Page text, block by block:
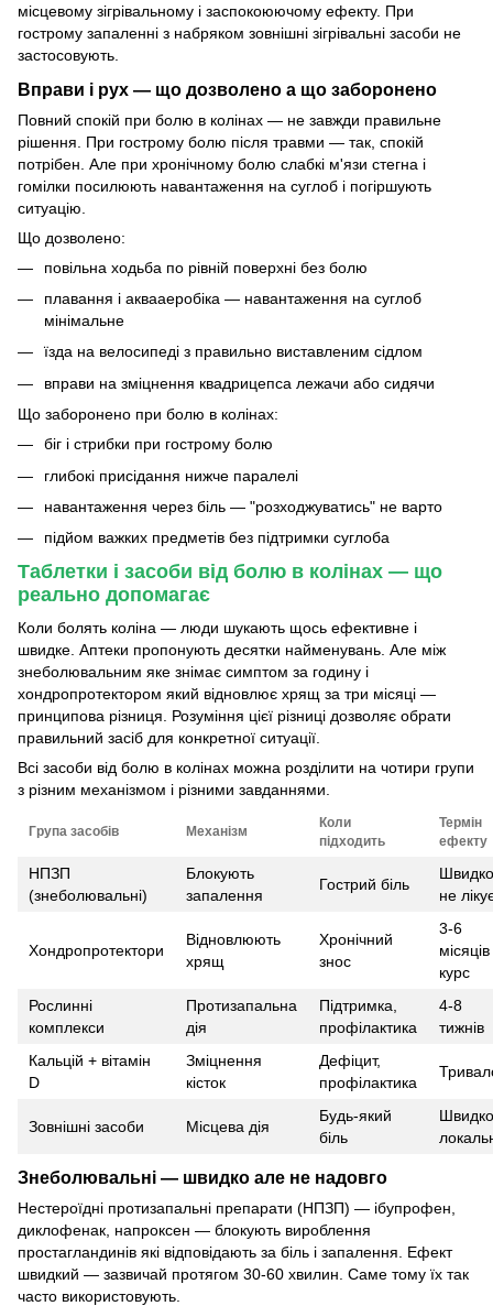
місцевому зігрівальному і заспокоюючому ефекту. При
гострому запаленні з набряком зовнішні зігрівальні засоби не
застосовують.
Вправи і рух — що дозволено а що заборонено
Повний спокій при болю в колінах — не завжди правильне
рішення. При гострому болю після травми — так, спокій
потрібен. Але при хронічному болю слабкі м'язи стегна і
гомілки посилюють навантаження на суглоб і погіршують
ситуацію.
Що дозволено:
повільна ходьба по рівній поверхні без болю
плавання і аквааеробіка — навантаження на суглоб
мінімальне
їзда на велосипеді з правильно виставленим сідлом
вправи на зміцнення квадрицепса лежачи або сидячи
Що заборонено при болю в колінах:
біг і стрибки при гострому болю
глибокі присідання нижче паралелі
навантаження через біль — "розходжуватись" не варто
підйом важких предметів без підтримки суглоба
Таблетки і засоби від болю в колінах — що
реально допомагає
Коли болять коліна — люди шукають щось ефективне і
швидке. Аптеки пропонують десятки найменувань. Але між
знеболювальним яке знімає симптом за годину і
хондропротектором який відновлює хрящ за три місяці —
принципова різниця. Розуміння цієї різниці дозволяє обрати
правильний засіб для конкретної ситуації.
Всі засоби від болю в колінах можна розділити на чотири групи
з різним механізмом і різними завданнями.
Група засобів Механізм
Коли
підходить
Термін
ефекту
НПЗП
(знеболювальні)
Блокують
запалення
Гострий біль
не
Хондропротектори
Відновлюють
хрящ
Хронічний
знос
3-6
місяців
курс
Рослинні
комплекси
Протизапальна
дія
Підтримка,
профілактика
4-8
тижнів
Кальцій + вітамін
D
Зміцнення
кісток
Дефіцит,
профілактика
Зовнішні засоби Місцева дія
Будь-який
біль
Знеболювальні — швидко але не надовго
Нестероїдні протизапальні препарати (НПЗП) — ібупрофен,
диклофенак, напроксен — блокують вироблення
простагландинів які відповідають за біль і запалення. Ефект
швидкий — зазвичай протягом 30-60 хвилин. Саме тому їх так
часто використовують.